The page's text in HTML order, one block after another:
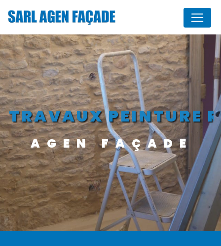
TRAVAUX PEINTURE
AGEN FAÇADE